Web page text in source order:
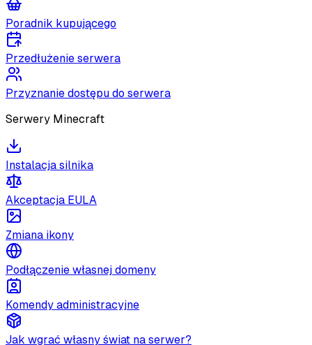
Poradnik kupującego
Przedłużenie serwera
Przyznanie dostępu do serwera
Serwery Minecraft
Instalacja silnika
Akceptacja EULA
Zmiana ikony
Podłączenie własnej domeny
Komendy administracyjne
Jak wgrać własny świat na serwer?